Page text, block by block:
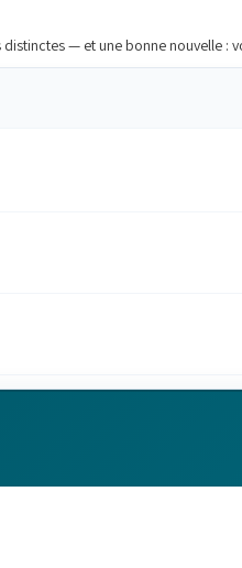
— et une bonne nouvelle :